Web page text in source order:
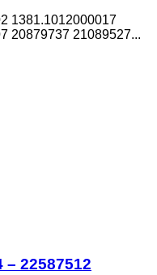
1381.1012000017
20879737 21089527...
– 22587512